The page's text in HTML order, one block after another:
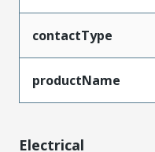
contactType
productName
Electrical